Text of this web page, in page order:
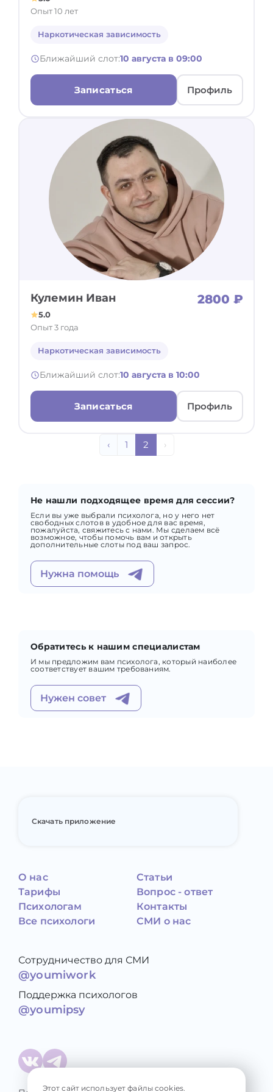
Краткосрочная терапия
Майндфулнесс
Мультимодальный подход
Опыт 10 лет
Наркотическая зависимость
Ближайший слот:10 августа в 09:00
Записаться Профиль
Кулемин Иван 2800 ₽
5.0
Опыт 3 года
Наркотическая зависимость
Ближайший слот:10 августа в 10:00
Записаться Профиль
‹ 1 2 ›
Не нашли подходящее время для сессии?
Если вы уже выбрали психолога, но у него нет
свободных слотов в удобное для вас время,
пожалуйста, свяжитесь с нами. Мы сделаем всё
возможное, чтобы помочь вам и открыть
дополнительные слоты под ваш запрос.
Нужна помощь
Обратитесь к нашим специалистам
И мы предложим вам психолога, который наиболее
соответствует вашим требованиям.
Нужен совет
Скачать приложение
О нас
Тарифы
Психологам
Все психологи
Статьи
Вопрос - ответ
Контакты
СМИ о нас
Сотрудничество для СМИ
@youmiwork
Поддержка психологов
@youmipsy
Этот сайт использует файлы cookies.